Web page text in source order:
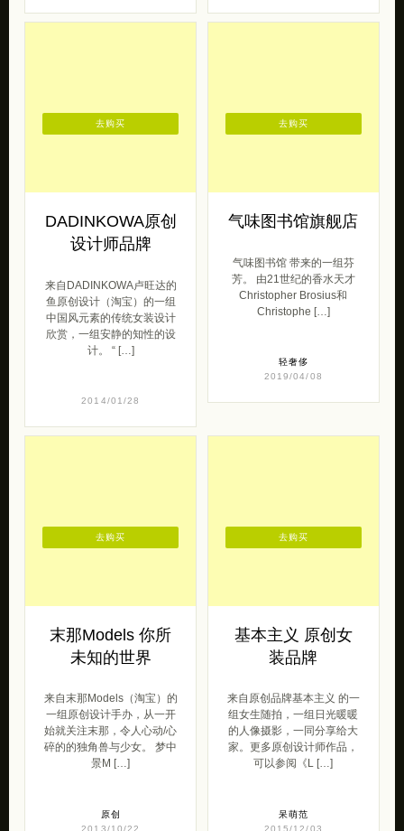
DADINKOWA原创
设计师品牌
来自DADINKOWA卢旺达的
鱼原创设计（淘宝）的一组
中国风元素的传统女装设计
欣赏，一组安静的知性的设
计。 “ […]
2014/01/28
去购买
气味图书馆旗舰店
气味图书馆 带来的一组芬
芳。 由21世纪的香水天才
Christopher Brosius和
Christophe […]
轻奢侈
2019/04/08
去购买
末那Models 你所
未知的世界
来自末那Models（淘宝）的
一组原创设计手办，从一开
始就关注末那，令人心动/心
碎的的独角兽与少女。 梦中
景M […]
原创
2013/10/22
去购买
基本主义 原创女
装品牌
来自原创品牌基本主义 的一
组女生随拍，一组日光暖暖
的人像摄影，一同分享给大
家。更多原创设计师作品，
可以参阅《L […]
呆萌范
2015/12/03
去购买